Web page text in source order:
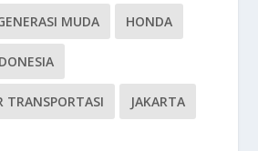
MUDA HONDA
TRANSPORTASI JAKARTA